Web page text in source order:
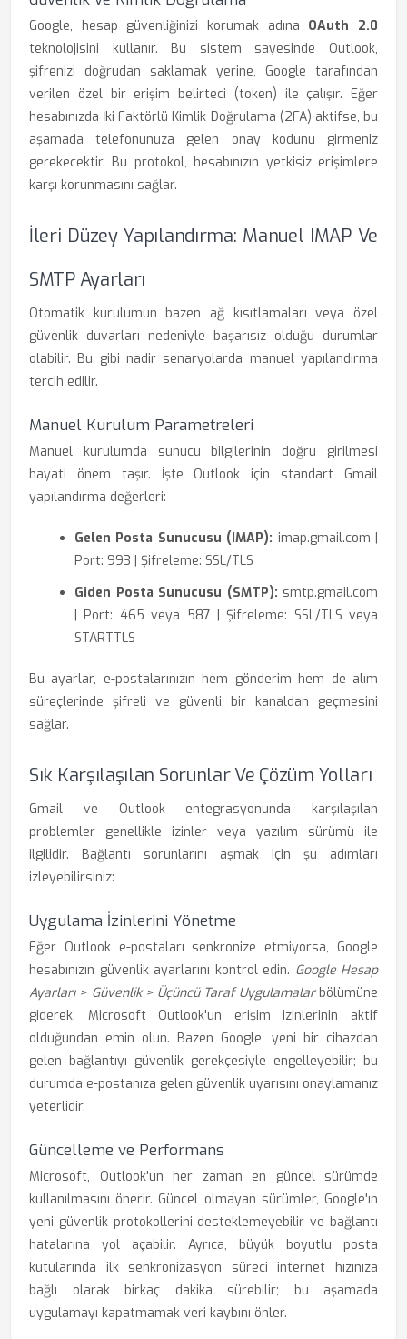
Google, hesap güvenliğinizi korumak adına OAuth 2.0
teknolojisini kullanır. Bu sistem sayesinde Outlook,
şifrenizi doğrudan saklamak yerine, Google tarafından
verilen özel bir erişim belirteci (token) ile çalışır. Eğer
hesabınızda İki Faktörlü Kimlik Doğrulama (2FA) aktifse, bu
aşamada telefonunuza gelen onay kodunu girmeniz
gerekecektir. Bu protokol, hesabınızın yetkisiz erişimlere
karşı korunmasını sağlar.
İleri Düzey Yapılandırma: Manuel IMAP Ve
SMTP Ayarları
Otomatik kurulumun bazen ağ kısıtlamaları veya özel
güvenlik duvarları nedeniyle başarısız olduğu durumlar
olabilir. Bu gibi nadir senaryolarda manuel yapılandırma
tercih edilir.
Manuel Kurulum Parametreleri
Manuel kurulumda sunucu bilgilerinin doğru girilmesi
hayati önem taşır. İşte Outlook için standart Gmail
yapılandırma değerleri:
Gelen Posta Sunucusu (IMAP): imap.gmail.com |
Port: 993 | Şifreleme: SSL/TLS
Giden Posta Sunucusu (SMTP): smtp.gmail.com
| Port: 465 veya 587 | Şifreleme: SSL/TLS veya
STARTTLS
Bu ayarlar, e-postalarınızın hem gönderim hem de alım
süreçlerinde şifreli ve güvenli bir kanaldan geçmesini
sağlar.
Sık Karşılaşılan Sorunlar Ve Çözüm Yolları
Gmail ve Outlook entegrasyonunda karşılaşılan
problemler genellikle izinler veya yazılım sürümü ile
ilgilidir. Bağlantı sorunlarını aşmak için şu adımları
izleyebilirsiniz:
Uygulama İzinlerini Yönetme
Eğer Outlook e-postaları senkronize etmiyorsa, Google
hesabınızın güvenlik ayarlarını kontrol edin. Google Hesap
Ayarları > Güvenlik > Üçüncü Taraf Uygulamalarbölümüne
giderek, Microsoft Outlook'un erişim izinlerinin aktif
olduğundan emin olun. Bazen Google, yeni bir cihazdan
gelen bağlantıyı güvenlik gerekçesiyle engelleyebilir; bu
durumda e-postanıza gelen güvenlik uyarısını onaylamanız
yeterlidir.
Güncelleme ve Performans
Microsoft, Outlook'un her zaman en güncel sürümde
kullanılmasını önerir. Güncel olmayan sürümler, Google'ın
yeni güvenlik protokollerini desteklemeyebilir ve bağlantı
hatalarına yol açabilir. Ayrıca, büyük boyutlu posta
kutularında ilk senkronizasyon süreci internet hızınıza
bağlı olarak birkaç dakika sürebilir; bu aşamada
uygulamayı kapatmamak veri kaybını önler.